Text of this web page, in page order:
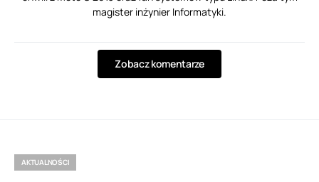
magister inżynier Informatyki.
Zobacz komentarze
AKTUALNOŚCI